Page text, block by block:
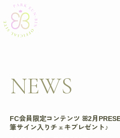
NEWS
FC会員限定コンテンツ ꕤ2月
筆サイン入りチェキプレゼント♪